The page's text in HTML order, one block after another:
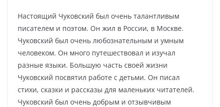
Настоящий Чуковский был очень талантливым
писателем и поэтом. Он жил в России, в Москве.
Чуковский был очень любознательным и умным
человеком. Он много путешествовал и изучал
разные языки. Большую часть своей жизни
Чуковский посвятил работе с детьми. Он писал
стихи, сказки и рассказы для маленьких читателей.
Чуковский был очень добрым и отзывчивым